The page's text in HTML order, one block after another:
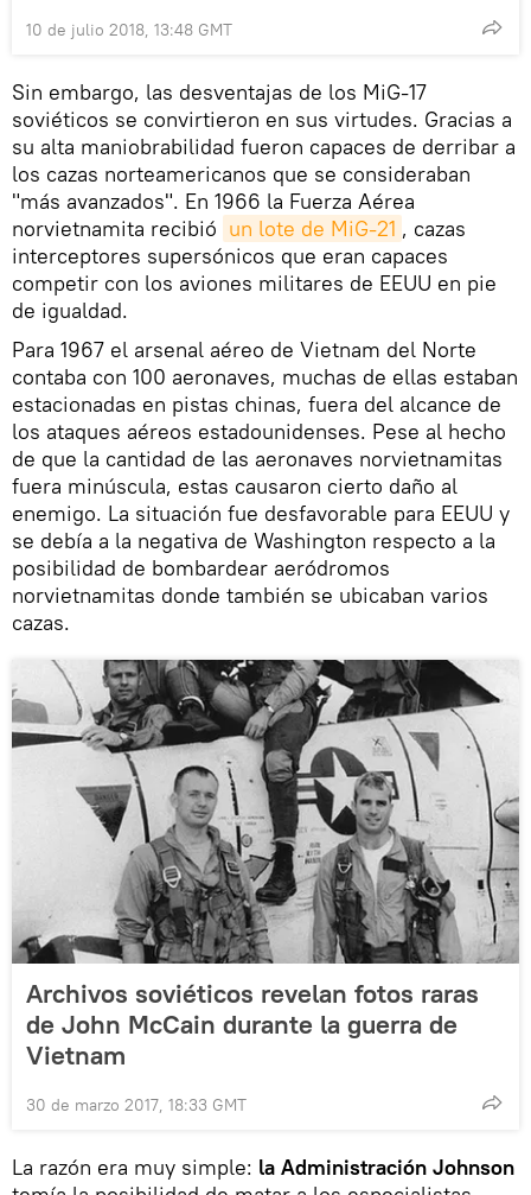
10 de julio 2018, 13:48 GMT
Sin embargo, las desventajas de los MiG-17
soviéticos se convirtieron en sus virtudes. Gracias a
su alta maniobrabilidad fueron capaces de derribar a
los cazas norteamericanos que se consideraban
"más avanzados". En 1966 la Fuerza Aérea
norvietnamita recibió un lote de MiG-21 , cazas
interceptores supersónicos que eran capaces
competir con los aviones militares de EEUU en pie
de igualdad.
Para 1967 el arsenal aéreo de Vietnam del Norte
contaba con 100 aeronaves, muchas de ellas estaban
estacionadas en pistas chinas, fuera del alcance de
los ataques aéreos estadounidenses. Pese al hecho
de que la cantidad de las aeronaves norvietnamitas
fuera minúscula, estas causaron cierto daño al
enemigo. La situación fue desfavorable para EEUU y
se debía a la negativa de Washington respecto a la
posibilidad de bombardear aeródromos
norvietnamitas donde también se ubicaban varios
cazas.
Archivos soviéticos revelan fotos raras
de John McCain durante la guerra de
Vietnam
30 de marzo 2017, 18:33 GMT
La razón era muy simple: la Administración Johnson